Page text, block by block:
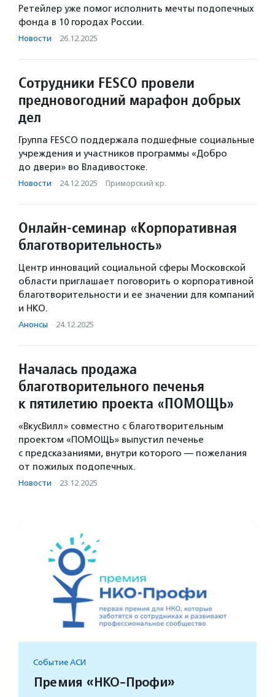
Ретейлер уже помог исполнить мечты подопечных
фонда в 10 городах России.
Новости · 26.12.2025
Сотрудники FESCO провели
предновогодний марафон добрых
дел
Группа FESCO поддержала подшефные социальные
учреждения и участников программы «Добро
до двери» во Владивостоке.
Новости · 24.12.2025 · Приморский кр.
Онлайн-семинар «Корпоративная
благотворительность»
Центр инноваций социальной сферы Московской
области приглашает поговорить о корпоративной
благотворительности и ее значении для компаний
и НКО.
Анонсы · 24.12.2025
Началась продажа
благотворительного печенья
к пятилетию проекта «ПОМОЩЬ»
«ВкусВилл» совместно с благотворительным
проектом «ПОМОЩЬ» выпустил печенье
с предсказаниями, внутри которого — пожелания
от пожилых подопечных.
Новости · 23.12.2025
Событие АСИ
Премия «НКО-Профи»